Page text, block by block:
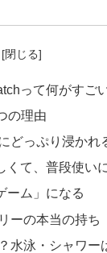
って何がすご
の理由
どっぷり浸かれ
くて、普段使い
ーム」になる
ーの本当の持ち
水泳・シャワー